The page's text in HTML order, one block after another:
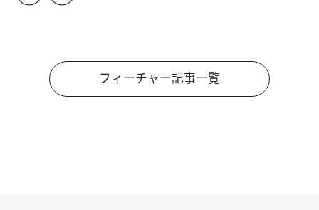
フィーチャー記事一覧